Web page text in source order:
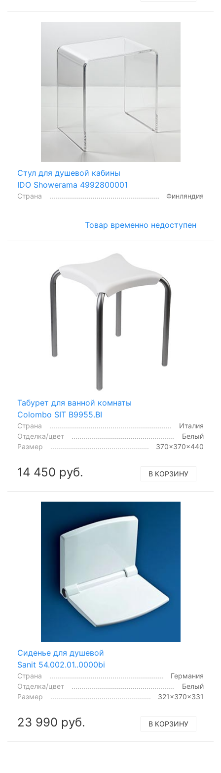
Стул для душевой кабины
IDO Showerama 4992800001
Страна Финляндия
Товар временно недоступен
Табурет для ванной комнаты
Colombo SIT B9955.BI
Страна
Италия
Отделка/цвет
Белый
Размер
370x370x440
14 450 руб. В КОРЗИНУ
Сиденье для душевой
Sanit 54.002.01..0000bi
Страна
Германия
Отделка/цвет
Белый
Размер
321x370x331
23 990 руб. В КОРЗИНУ